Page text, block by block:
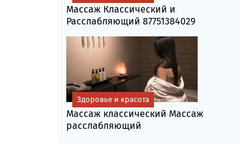
Массаж Классический и
Расслабляющий 87751384029
Массаж классический Массаж
расслабляющий
Здоровье и красота